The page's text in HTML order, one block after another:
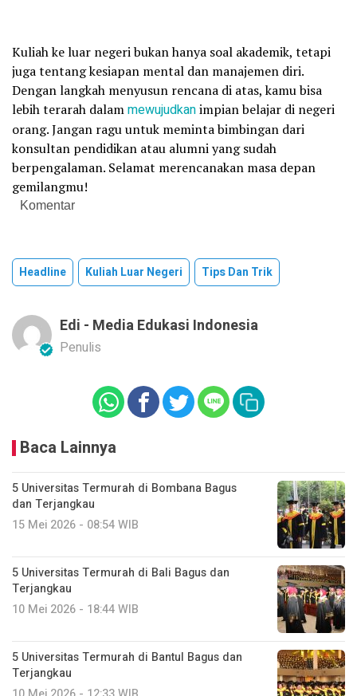
Kuliah ke luar negeri bukan hanya soal akademik, tetapi
juga tentang kesiapan mental dan manajemen diri.
Dengan langkah menyusun rencana di atas, kamu bisa
lebih terarah dalammewujudkanimpian belajar di negeri
orang. Jangan ragu untuk meminta bimbingan dari
konsultan pendidikan atau alumni yang sudah
berpengalaman. Selamat merencanakan masa depan
gemilangmu!
Komentar
Headline Kuliah Luar Negeri Tips Dan Trik
Edi - Media Edukasi Indonesia
Penulis
Baca Lainnya
5 Universitas Termurah di Bombana Bagus
dan Terjangkau
15 Mei 2026 - 08:54 WIB
5 Universitas Termurah di Bali Bagus dan
Terjangkau
10 Mei 2026 - 18:44 WIB
5 Universitas Termurah di Bantul Bagus dan
Terjangkau